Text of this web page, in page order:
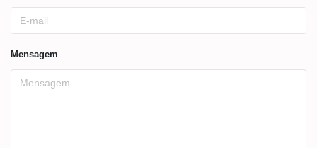
Mensagem